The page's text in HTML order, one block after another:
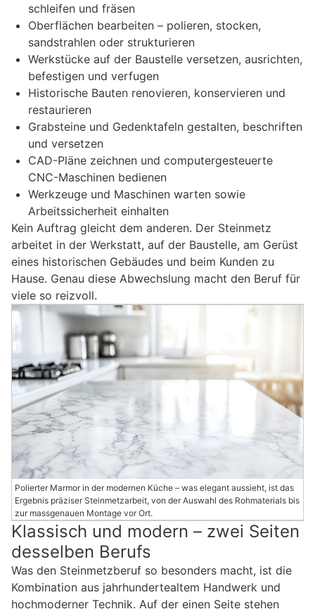
schleifen und fräsen
Oberflächen bearbeiten – polieren, stocken,
sandstrahlen oder strukturieren
Werkstücke auf der Baustelle versetzen, ausrichten,
befestigen und verfugen
Historische Bauten renovieren, konservieren und
restaurieren
Grabsteine und Gedenktafeln gestalten, beschriften
und versetzen
CAD-Pläne zeichnen und computergesteuerte
CNC-Maschinen bedienen
Werkzeuge und Maschinen warten sowie
Arbeitssicherheit einhalten
Kein Auftrag gleicht dem anderen. Der Steinmetz
arbeitet in der Werkstatt, auf der Baustelle, am Gerüst
eines historischen Gebäudes und beim Kunden zu
Hause. Genau diese Abwechslung macht den Beruf für
viele so reizvoll.
Polierter Marmor in der modernen Küche – was elegant aussieht, ist das
Ergebnis präziser Steinmetzarbeit, von der Auswahl des Rohmaterials bis
zur massgenauen Montage vor Ort.
Klassisch und modern – zwei Seiten
desselben Berufs
Was den Steinmetzberuf so besonders macht, ist die
Kombination aus jahrhundertealtem Handwerk und
hochmoderner Technik. Auf der einen Seite stehen